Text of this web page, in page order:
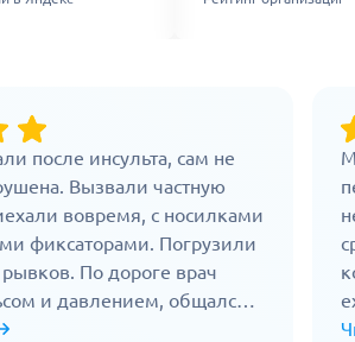
после инсульта, сам не
Вызвали частную
вовремя, с носилками
фиксаторами. Погрузили
рывков. По дороге врач
и давлением, общался
без проблем, подняли